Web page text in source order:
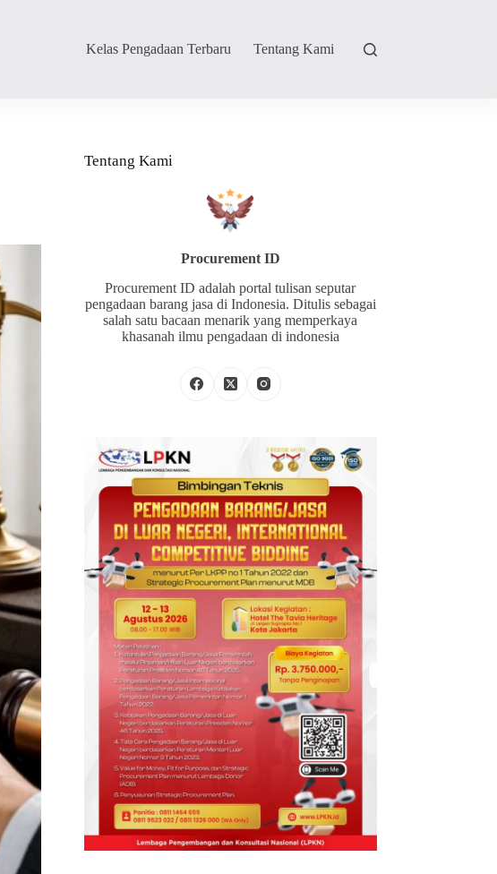
Kelas Pengadaan Terbaru Tentang Kami
Tentang Kami
Procurement ID
Procurement ID adalah portal tulisan seputar
pengadaan barang jasa di Indonesia. Ditulis sebagai
salah satu bacaan menarik yang memperkaya
khasanah ilmu pengadaan di indonesia